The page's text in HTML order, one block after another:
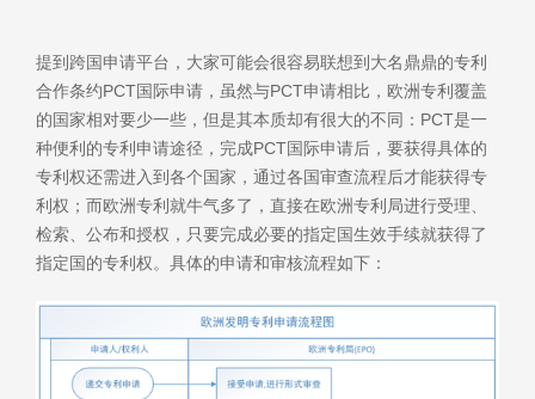
提到跨国申请平台，大家可能会很容易联想到大名鼎鼎的专利
合作条约PCT国际申请，虽然与PCT申请相比，欧洲专利覆盖
的国家相对要少一些，但是其本质却有很大的不同：PCT是一
种便利的专利申请途径，完成PCT国际申请后，要获得具体的
专利权还需进入到各个国家，通过各国审查流程后才能获得专
利权；而欧洲专利就牛气多了，直接在欧洲专利局进行受理、
检索、公布和授权，只要完成必要的指定国生效手续就获得了
指定国的专利权。具体的申请和审核流程如下：